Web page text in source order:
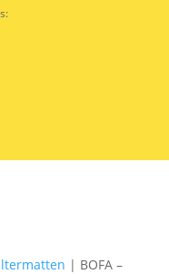
| BOFA –